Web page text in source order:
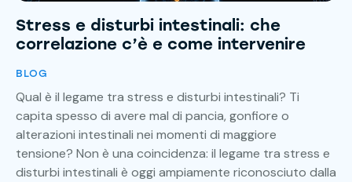
Stress e disturbi intestinali: che
correlazione c’è e come intervenire
BLOG
Qual è il legame tra stress e disturbi intestinali? Ti
capita spesso di avere mal di pancia, gonfiore o
alterazioni intestinali nei momenti di maggiore
tensione? Non è una coincidenza: il legame tra stress e
disturbi intestinali è oggi ampiamente riconosciuto dalla